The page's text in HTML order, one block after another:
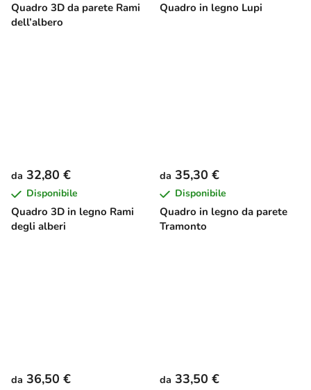
Quadro 3D da parete Rami
dell’albero
Quadro in legno Lupi
Quadro 3D in legno Rami
degli alberi
da 32,80 €
Disponibile
Quadro in legno da parete
Tramonto
da 35,30 €
Disponibile
da 36,50 € da 33,50 €